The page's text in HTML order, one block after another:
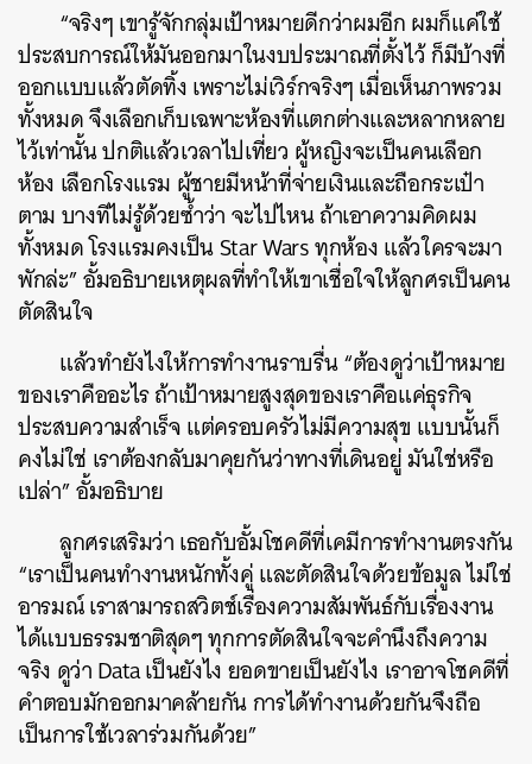
“จริงๆ เขารู้จักกลุ่มเป้าหมายดีกว่าผมอีก ผมก็แค่ใช้
ประสบการณ์ให้มันออกมาในงบประมาณที่ตั้งไว้ ก็มีบ้างที่
ออกแบบแล้วตัดทิ้ง เพราะไม่เวิร์กจริงๆ เมื่อเห็นภาพรวม
ทั้งหมด จึงเลือกเก็บเฉพาะห้องที่แตกต่างและหลากหลาย
ไว้เท่านั้น ปกติแล้วเวลาไปเที่ยว ผู้หญิงจะเป็นคนเลือก
ห้อง เลือกโรงแรม ผู้ชายมีหน้าที่จ่ายเงินและถือกระเป๋า
ตาม บางทีไม่รู้ด้วยซ้ำว่า จะไปไหน ถ้าเอาความคิดผม
ทั้งหมด โรงแรมคงเป็น Star Wars ทุกห้อง แล้วใครจะมา
พักล่ะ” อั้มอธิบายเหตุผลที่ทำให้เขาเชื่อใจให้ลูกศรเป็นคน
ตัดสินใจ
แล้วทำยังไงให้การทำงานราบรื่น “ต้องดูว่าเป้าหมาย
ของเราคืออะไร ถ้าเป้าหมายสูงสุดของเราคือแค่ธุรกิจ
ประสบความสำเร็จ แต่ครอบครัวไม่มีความสุข แบบนั้นก็
คงไม่ใช่ เราต้องกลับมาคุยกันว่าทางที่เดินอยู่ มันใช่หรือ
เปล่า” อั้มอธิบาย
ลูกศรเสริมว่า เธอกับอั้มโชคดีที่เคมีการทำงานตรงกัน
“เราเป็นคนทำงานหนักทั้งคู่ และตัดสินใจด้วยข้อมูล ไม่ใช่
อารมณ์ เราสามารถสวิตช์เรื่องความสัมพันธ์กับเรื่องงาน
ได้แบบธรรมชาติสุดๆ ทุกการตัดสินใจจะคำนึงถึงความ
จริง ดูว่า Data เป็นยังไง ยอดขายเป็นยังไง เราอาจโชคดีที่
คำตอบมักออกมาคล้ายกัน การได้ทำงานด้วยกันจึงถือ
เป็นการใช้เวลาร่วมกันด้วย”